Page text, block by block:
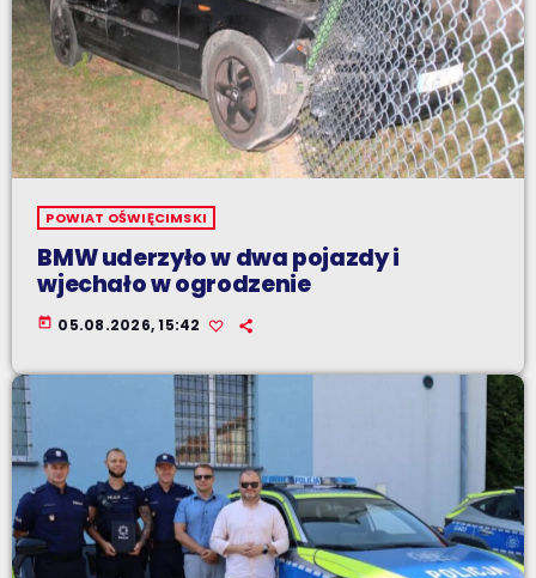
POWIAT OŚWIĘCIMSKI
BMW uderzyło w dwa pojazdy i
wjechało w ogrodzenie
today 05.08.2026, 15:42